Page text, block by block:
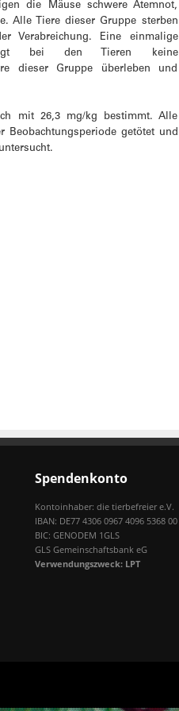
die Mäuse schwere Atemnot,
Alle Tiere dieser Gruppe sterben
Verabreichung. Eine einmalige
bei den Tieren keine
dieser Gruppe überleben und
mit 26,3 mg/kg bestimmt. Alle
Beobachtungsperiode getötet und
Spendenkonto
Kontoinhaber: die tierbefreier e.V.
IBAN: DE77 4306 0967 4096 5368 00
BIC: GENODEM 1GLS
GLS Gemeinschaftsbank eG
Verwendungszweck: LPT